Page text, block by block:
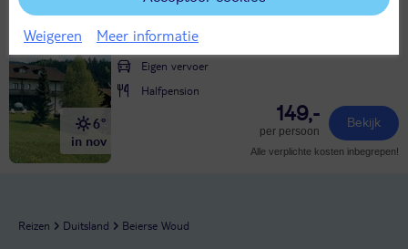
6°
in nov
Zo 8 nov 2026
4 dagen (3 nachten)
Eigen vervoer
Halfpension
149,-
per persoon
Bekijk
Alle verplichte kosten inbegrepen!
Reizen Duitsland Beierse Woud
Weigeren Meer informatie